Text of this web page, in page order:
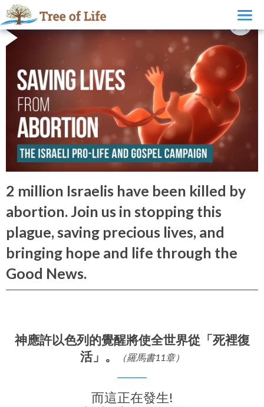
2 million Israelis have been killed by
abortion. Join us in stopping this
plague, saving precious lives, and
bringing hope and life through the
Good News.
神應許以色列的覺醒將使全世界從「死裡復
活」。
（羅馬書11章）
而這正在發生!